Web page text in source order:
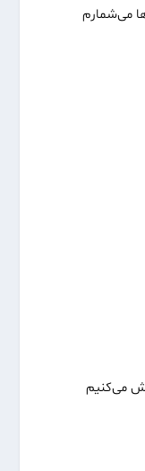
می‌شمارم
می‌کنیم